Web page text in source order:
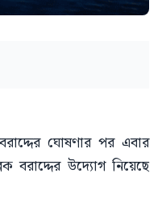
ঘোষণার পর এবার
বরাদ্দের উদ্যোগ নিয়েছে